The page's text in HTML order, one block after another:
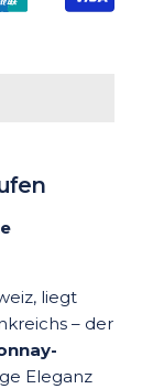
liegt
– der
Eleganz